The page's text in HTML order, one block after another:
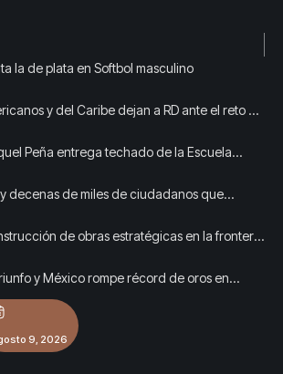
la de plata en Softbol masculino
y del Caribe dejan a RD ante el reto de
Peña entrega techado de la Escuela
decenas de miles de ciudadanos que
de obras estratégicas en la frontera
y México rompe récord de oros en
9, 2026